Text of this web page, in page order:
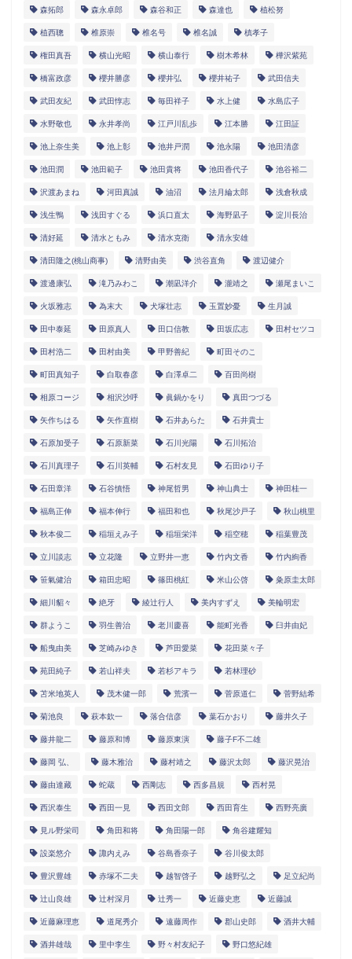
森拓郎 森永卓郎 森谷和正 森達也 植松努
植西聰 椎原崇 椎名号 椎名誠 槙孝子
権田真吾 横山光昭 横山泰行 樹木希林 樺沢紫苑
橋富政彦 櫻井勝彦 櫻井弘 櫻井祐子 武田信夫
武田友紀 武田惇志 毎田祥子 水上健 水島広子
水野敬也 永井孝尚 江戸川乱歩 江本勝 江田証
池上奈生美 池上彰 池井戸潤 池永陽 池田清彦
池田潤 池田範子 池田貴将 池田香代子 池谷裕二
沢渡あまね 河田真誠 油沼 法月綸太郎 浅倉秋成
浅生鴨 浅田すぐる 浜口直太 海野凪子 淀川長治
清好延 清水ともみ 清水克衛 清永安雄
清田隆之(桃山商事) 清野由美 渋谷直角 渡辺健介
渡邊康弘 滝乃みわこ 潮凪洋介 瀧靖之 瀬尾まいこ
火坂雅志 為末大 犬塚壮志 玉置妙憂 生月誠
田中泰延 田原真人 田口信教 田坂広志 田村セツコ
田村浩二 田村由美 甲野善紀 町田そのこ
町田真知子 白取春彦 白澤卓二 百田尚樹
相原コージ 相沢沙呼 眞鍋かをり 真田つづる
矢作ちはる 矢作直樹 石井あらた 石井貴士
石原加受子 石原新菜 石川光陽 石川拓治
石川真理子 石川英輔 石村友見 石田ゆり子
石田章洋 石谷慎悟 神尾哲男 神山典士 神田桂一
福島正伸 福本伸行 福田和也 秋尾沙戸子 秋山桃里
秋本俊二 稲垣えみ子 稲垣栄洋 稲空穂 稲葉豊茂
立川談志 立花隆 立野井一恵 竹内文香 竹内絢香
笹氣健治 箱田忠昭 篠田桃紅 米山公啓 粂原圭太郎
細川貂々 絶牙 綾辻行人 美内すずえ 美輪明宏
群ようこ 羽生善治 老川慶喜 能町光香 臼井由妃
船曳由美 芝崎みゆき 芦田愛菜 花田菜々子
苑田純子 若山祥夫 若杉アキラ 若林理砂
苫米地英人 茂木健一郎 荒濱一 菅原道仁 菅野結希
菊池良 萩本欽一 落合信彦 葉石かおり 藤井久子
藤井龍二 藤原和博 藤原東演 藤子F不二雄
藤岡 弘、 藤木雅治 藤村靖之 藤沢太郎 藤沢晃治
藤由達藏 蛇蔵 西剛志 西多昌規 西村晃
西沢泰生 西田一見 西田文郎 西田育生 西野亮廣
見ル野栄司 角田和将 角田陽一郎 角谷建耀知
設楽悠介 諏内えみ 谷島香奈子 谷川俊太郎
豊沢豊雄 赤塚不二夫 越智啓子 越野弘之 足立紀尚
辻山良雄 辻村深月 辻秀一 近藤史恵 近藤誠
近藤麻理恵 道尾秀介 遠藤周作 郡山史郎 酒井大輔
酒井雄哉 里中李生 野々村友紀子 野口悠紀雄